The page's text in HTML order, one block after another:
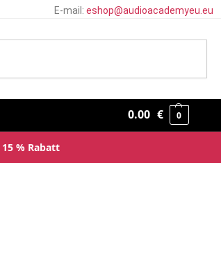
E-mail:eshop@audioacademyeu.eu
0.00 € 0
15 % Rabatt